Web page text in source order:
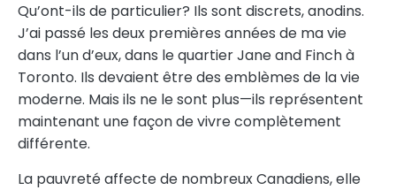
Qu’ont-ils de particulier? Ils sont discrets, anodins.
J’ai passé les deux premières années de ma vie
dans l’un d’eux, dans le quartier Jane and Finch à
Toronto. Ils devaient être des emblèmes de la vie
moderne. Mais ils ne le sont plus—ils représentent
maintenant une façon de vivre complètement
différente.
La pauvreté affecte de nombreux Canadiens, elle